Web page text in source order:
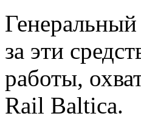
за эти
работы,
Rail Baltica.